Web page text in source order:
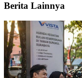
Berita Lainnya